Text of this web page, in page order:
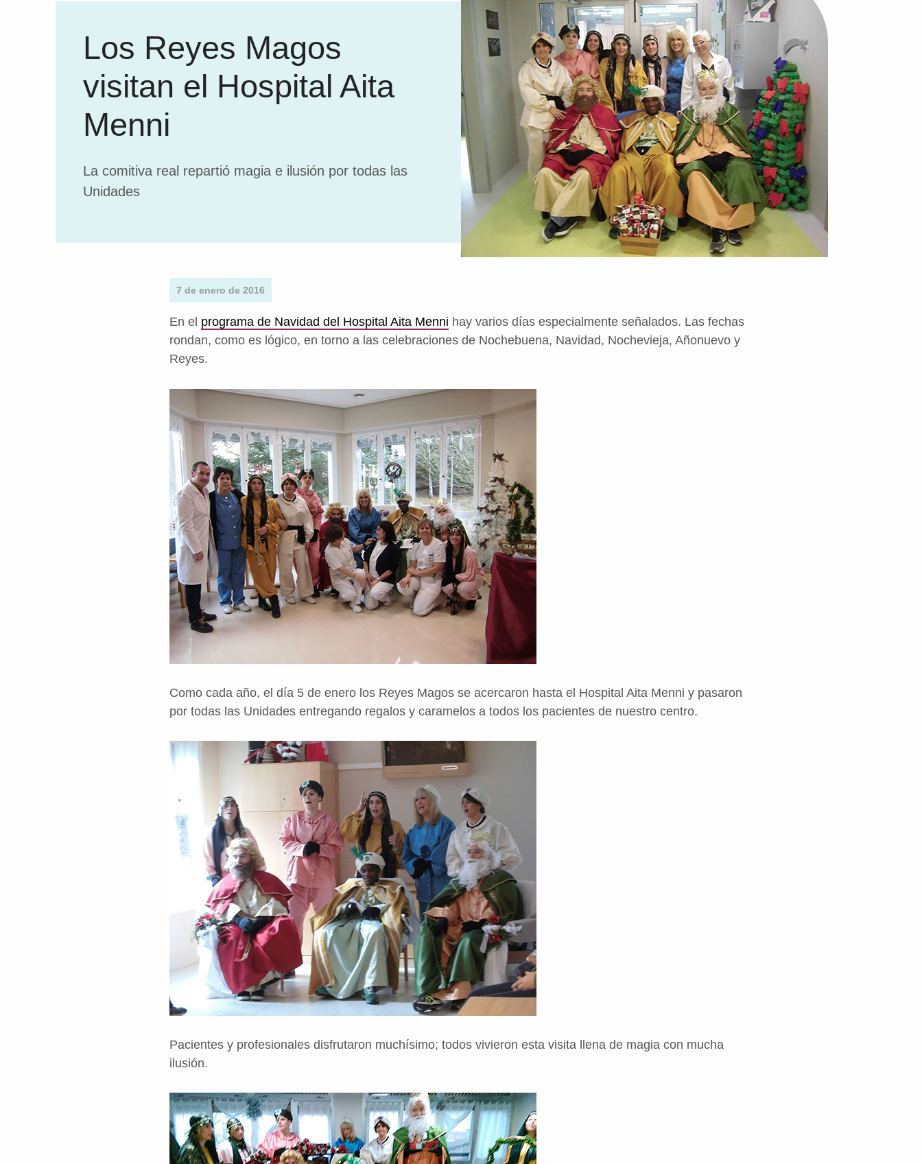
Los Reyes Magos
visitan el Hospital Aita
Menni
La comitiva real repartió magia e ilusión por todas las
Unidades
7 de enero de 2016
En el programa de Navidad del Hospital Aita Menni hay varios días especialmente señalados. Las fechas
rondan, como es lógico, en torno a las celebraciones de Nochebuena, Navidad, Nochevieja, Añonuevo y
Reyes.
Como cada año, el día 5 de enero los Reyes Magos se acercaron hasta el Hospital Aita Menni y pasaron
por todas las Unidades entregando regalos y caramelos a todos los pacientes de nuestro centro.
Pacientes y profesionales disfrutaron muchísimo; todos vivieron esta visita llena de magia con mucha
ilusión.